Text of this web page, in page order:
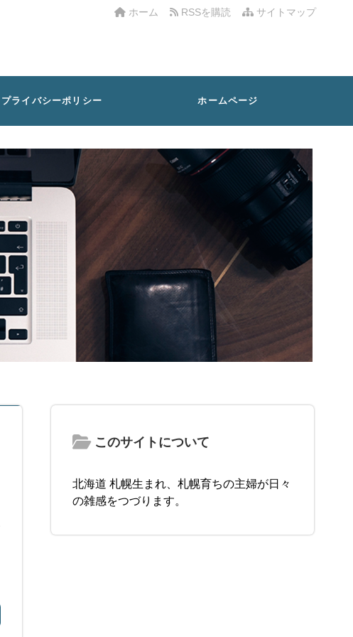
サイトマップ
RSSを購読
ホーム
プライバシーポリシー ホームページ
このサイトについて
北海道 札幌生まれ、札幌育ちの主婦が日々
の雑感をつづります。